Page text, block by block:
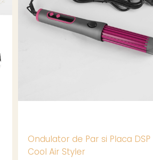
Ondulator de Par si Placa DSP
Cool Air Styler